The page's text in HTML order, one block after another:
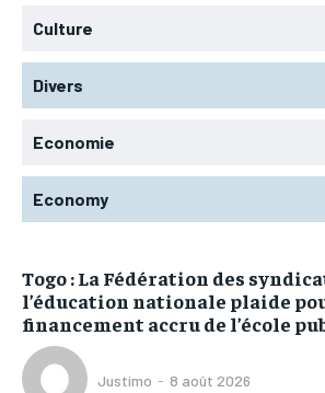
Culture
Divers
Economie
Economy
Togo : La Fédération des
l’éducation nationale plaide
financement accru de l’école
Justimo - 8 août 2026